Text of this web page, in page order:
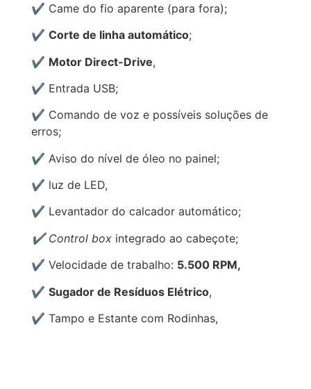
✔️ Came do fio aparente (para fora);
✔️ Corte de linha automático;
✔️ Motor Direct-Drive,
✔️ Entrada USB;
✔️ Comando de voz e possíveis soluções de
erros;
✔️ Aviso do nível de óleo no painel;
✔️ luz de LED,
✔️ Levantador do calcador automático;
✔️ Control box integrado ao cabeçote;
✔️ Velocidade de trabalho: 5.500 RPM,
✔️ Sugador de Resíduos Elétrico,
✔️ Tampo e Estante com Rodinhas,